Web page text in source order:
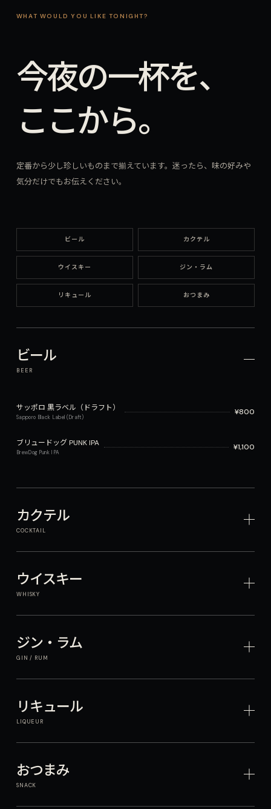
WHAT WOULD YOU LIKE TONIGHT?
今夜の一杯を、
ここから。
定番から少し珍しいものまで揃えています。迷ったら、味の好みや
気分だけでもお伝えください。
ビール カクテル
ウイスキー ジン・ラム
リキュール おつまみ
ビール
BEER
サッポロ 黒ラベル（ドラフト）
Sapporo Black Label (Draft)
¥800
ブリュードッグ PUNK IPA
BrewDog Punk IPA
¥1,100
カクテル
COCKTAIL
ウイスキー
WHISKY
ジン・ラム
GIN / RUM
リキュール
LIQUEUR
おつまみ
SNACK